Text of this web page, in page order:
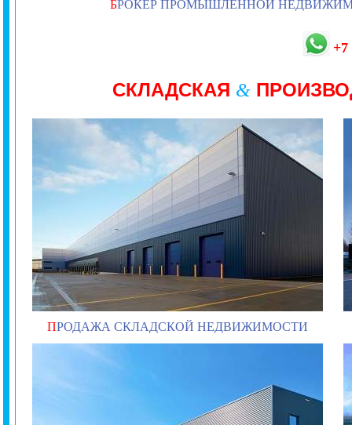
БРОКЕР ПРОМЫШЛЕННОЙ
+7
СКЛАДСКАЯ &
ПРОДАЖА СКЛАДСКОЙ НЕДВИЖИМОСТИ